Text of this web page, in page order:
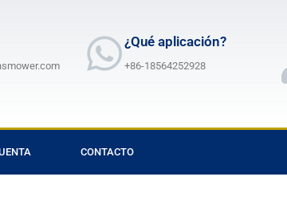
¿Qué aplicación?
+86-18564252928
CONTACTO